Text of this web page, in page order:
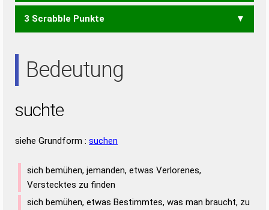
HEU HUT UTES
3 Scrabble Punkte
Bedeutung
suchte
siehe Grundform : suchen
sich bemühen, jemanden, etwas Verlorenes,
Verstecktes zu finden
sich bemühen, etwas Bestimmtes, was man braucht, zu